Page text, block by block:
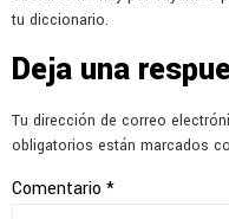
tu diccionario.
Deja una
Tu dirección de correo
obligatorios están marcados
Comentario *